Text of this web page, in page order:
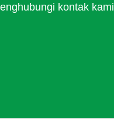
kontak kami